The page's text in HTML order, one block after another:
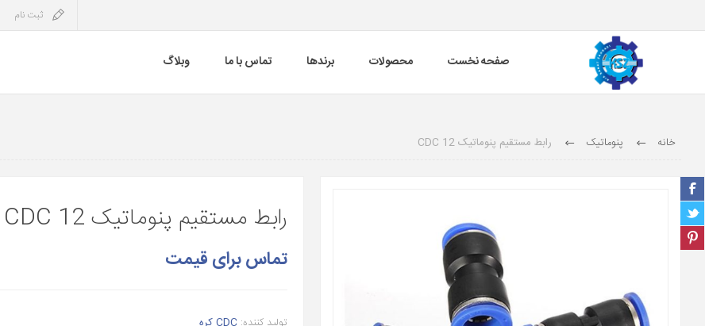
ثبت نام
صفحه نخست محصولات برندها تماس با ما وبلاگ
خانه پنوماتیک رابط مستقیم پنوماتیک 12 CDC
رابط مستقیم پنوماتیک 12 CDC
تماس برای قیمت